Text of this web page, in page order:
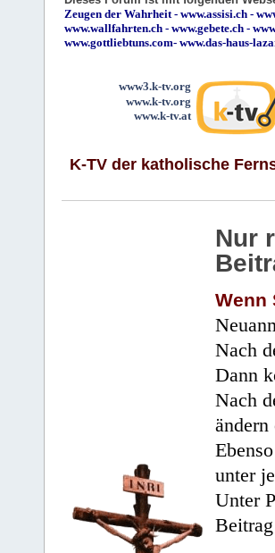
Zeugen der Wahrheit- www.assisi.ch -
www.wallfahrten.ch - www.gebete.ch -
www.gottliebtuns.com- www.das-haus-
www3.k-tv.org
www.k-tv.org
www.k-tv.at
K-TV der katholische
Nur
Wenn
Nach
Dann
Nach
unter
Unter